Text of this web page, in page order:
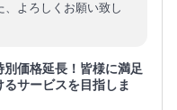
よろしくお願い致し
別価格延長！皆様に満足
るサービスを目指しま